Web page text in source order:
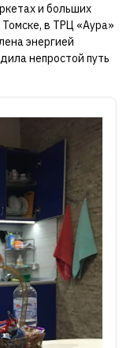
и больших
в ТРЦ «Аура»
энергией
непростой путь